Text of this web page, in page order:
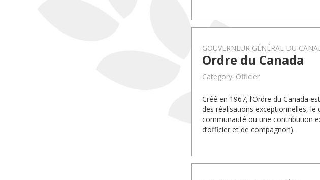
GOUVERNEUR GÉNÉRAL DU
Ordre du Canada
Category: Officier
Créé en 1967, l’Ordre du Canada
des réalisations exceptionnelles, le
communauté ou une contribution
d’officier et de compagnon).